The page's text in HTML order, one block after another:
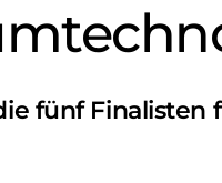
fünf Finalisten